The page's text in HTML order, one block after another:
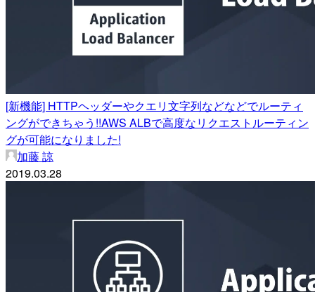
[新機能] HTTPヘッダーやクエリ文字列などなどでルーティ
ングができちゃう!!AWS ALBで高度なリクエストルーティン
グが可能になりました!
加藤 諒
2019.03.28